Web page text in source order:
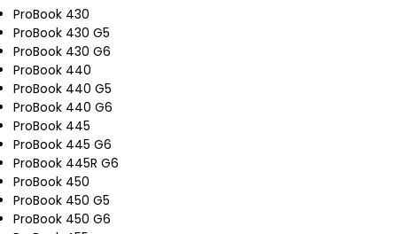
ProBook 430
ProBook 430 G5
ProBook 430 G6
ProBook 440
ProBook 440 G5
ProBook 440 G6
ProBook 445
ProBook 445 G6
ProBook 445R G6
ProBook 450
ProBook 450 G5
ProBook 450 G6